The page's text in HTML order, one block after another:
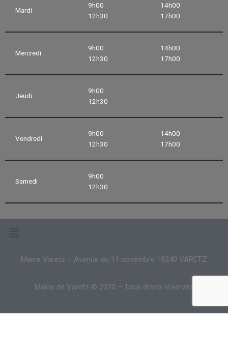
Mardi
9h00
12h30
14h00
17h00
Mercredi
9h00
12h30
14h00
17h00
Jeudi
9h00
12h30
Vendredi
9h00
12h30
14h00
17h00
Samedi
9h00
12h30
Mairie Varetz – Avenue du 11 novembre 19240 VARETZ
Mairie de Varetz © 2020 – Tous droits réservés